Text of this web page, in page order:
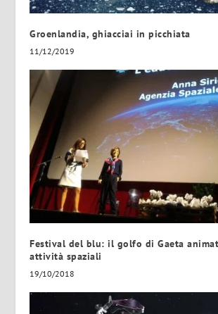
Groenlandia, ghiacciai in picchiata
11/12/2019
Festival del blu: il golfo di Gaeta
attività spaziali
19/10/2018